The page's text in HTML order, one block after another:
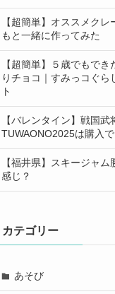
【超簡単】オススメク
もと一緒に作ってみた
【超簡単】５歳でもで
りチョコ｜すみっコぐら
ト
【バレンタイン】戦国武
TUWAONO2025は購入で
【福井県】スキージャ
感じ？
カテゴリー
あそび